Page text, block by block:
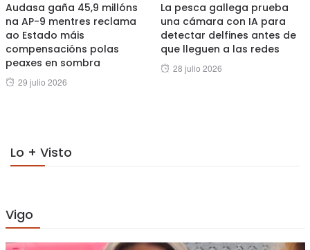
Audasa gaña 45,9 millóns
na AP-9 mentres reclama
ao Estado máis
compensacións polas
peaxes en sombra
Posted
29 julio 2026
La pesca gallega prueba
una cámara con IA para
detectar delfines antes de
que lleguen a las redes
Posted
28 julio 2026
Lo + Visto
Vigo